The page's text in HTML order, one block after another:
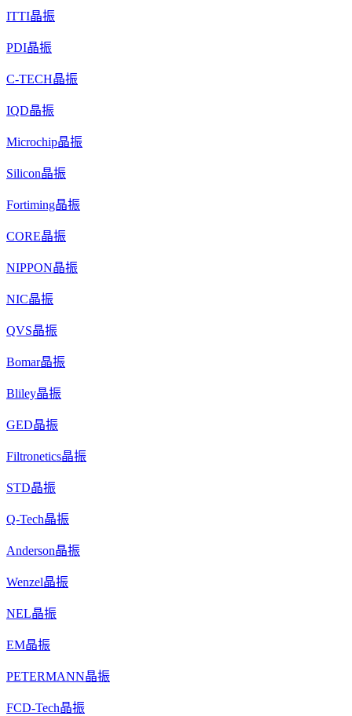
ITTI晶振
PDI晶振
C-TECH晶振
IQD晶振
Microchip晶振
Silicon晶振
Fortiming晶振
CORE晶振
NIPPON晶振
NIC晶振
QVS晶振
Bomar晶振
Bliley晶振
GED晶振
Filtronetics晶振
STD晶振
Q-Tech晶振
Anderson晶振
Wenzel晶振
NEL晶振
EM晶振
PETERMANN晶振
FCD-Tech晶振